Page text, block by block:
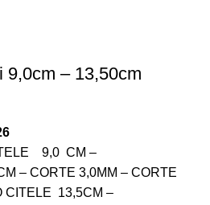
9,0cm – 13,50cm
9,0 CM –
– CORTE 3,0MM – CORTE
CITELE 13,5CM –